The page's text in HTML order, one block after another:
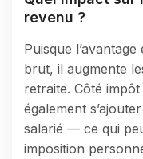
revenu ?
Puisque
brut, il augmente
retraite. Côté
également
salarié — ce qui
imposition